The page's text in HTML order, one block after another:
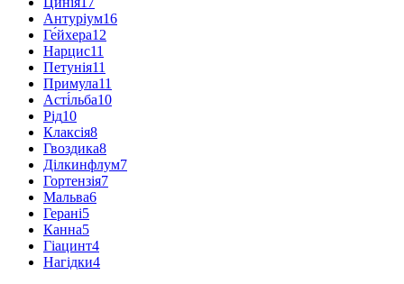
Антуріум16
Ге́йхера12
Нарцис11
Петунія11
Примула11
Асті́льба10
Рід10
Клаксія8
Гвоздика8
Ділкинфлум7
Гортензія7
Мальва6
Герані5
Канна5
Гіацинт4
Нагідки4